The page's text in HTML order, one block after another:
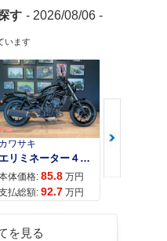
す - 2026/08/06 -
います
カワサキ
エリミネーター４００
体価格: 85.8 万円
払総額: 92.7 万円
カワサキ
本体価格:
を見る